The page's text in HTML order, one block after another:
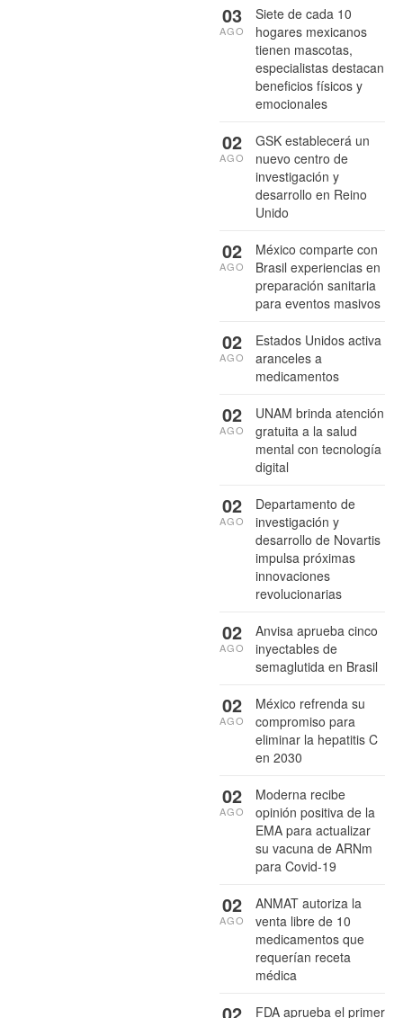
Siete de cada 10
hogares mexicanos
tienen mascotas,
especialistas destacan
beneficios físicos y
emocionales
03
AGO
GSK establecerá un
nuevo centro de
investigación y
desarrollo en Reino
Unido
02
AGO
México comparte con
Brasil experiencias en
preparación sanitaria
para eventos masivos
02
AGO
Estados Unidos activa
aranceles a
medicamentos
02
AGO
UNAM brinda atención
gratuita a la salud
mental con tecnología
digital
02
AGO
Departamento de
investigación y
desarrollo de Novartis
impulsa próximas
innovaciones
revolucionarias
02
AGO
Anvisa aprueba cinco
inyectables de
semaglutida en Brasil
02
AGO
México refrenda su
compromiso para
eliminar la hepatitis C
en 2030
02
AGO
Moderna recibe
opinión positiva de la
EMA para actualizar
su vacuna de ARNm
para Covid-19
02
AGO
ANMAT autoriza la
venta libre de 10
medicamentos que
requerían receta
médica
02
AGO
FDA aprueba el primer